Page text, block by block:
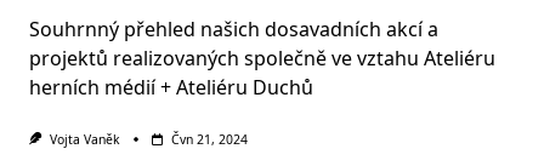
Souhrnný přehled našich dosavadních akcí a
projektů realizovaných společně ve vztahu Ateliéru
herních médií + Ateliéru Duchů
Vojta Vaněk Čvn 21, 2024